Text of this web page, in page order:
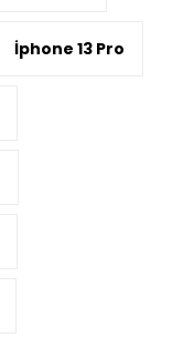
İphone 13 Pro